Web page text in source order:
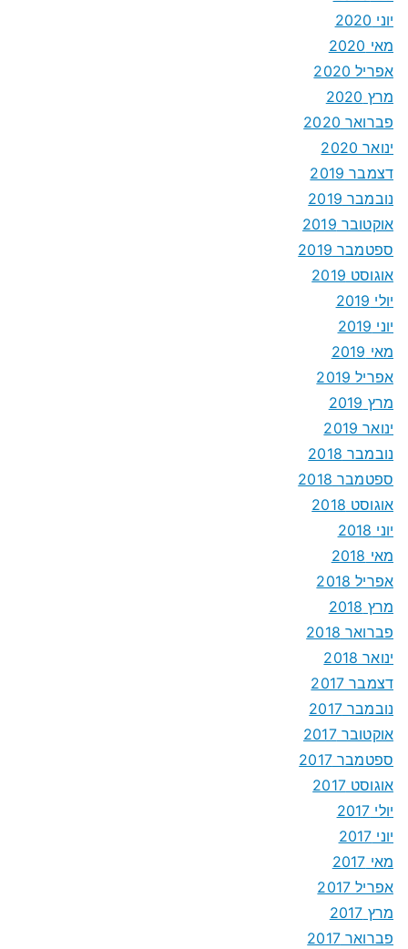
יוני 2020
מאי 2020
אפריל 2020
מרץ 2020
פברואר 2020
ינואר 2020
דצמבר 2019
נובמבר 2019
אוקטובר 2019
ספטמבר 2019
אוגוסט 2019
יולי 2019
יוני 2019
מאי 2019
אפריל 2019
מרץ 2019
ינואר 2019
נובמבר 2018
ספטמבר 2018
אוגוסט 2018
יוני 2018
מאי 2018
אפריל 2018
מרץ 2018
פברואר 2018
ינואר 2018
דצמבר 2017
נובמבר 2017
אוקטובר 2017
ספטמבר 2017
אוגוסט 2017
יולי 2017
יוני 2017
מאי 2017
אפריל 2017
מרץ 2017
פברואר 2017